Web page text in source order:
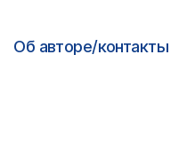
Об авторе/контакты